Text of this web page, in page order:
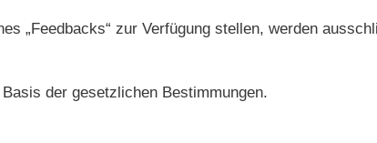
„Feedbacks“ zur Verfügung stellen, werden
der gesetzlichen Bestimmungen.